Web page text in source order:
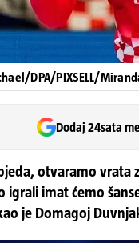
DPA/PIXSELL/
Dodaj 24sata
otvaramo vrata
igrali imat ćemo
je Domagoj